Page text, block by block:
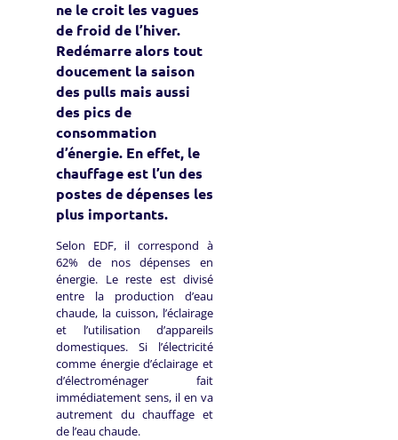
ne le croit les vagues
de froid de l’hiver.
Redémarre alors tout
doucement la saison
des pulls mais aussi
des pics de
consommation
d’énergie. En effet, le
chauffage est l’un des
postes de dépenses les
plus importants.
Selon EDF, il correspond à
62% de nos dépenses en
énergie. Le reste est divisé
entre la production d’eau
chaude, la cuisson, l’éclairage
et l’utilisation d’appareils
domestiques. Si l’électricité
comme énergie d’éclairage et
d’électroménager fait
immédiatement sens, il en va
autrement du chauffage et
de l’eau chaude.